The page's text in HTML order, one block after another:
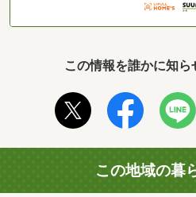
この情報を誰かに知
この地域の暮